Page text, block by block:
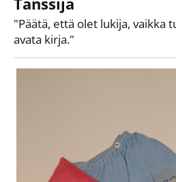
"Päätä, että olet lukija, vaikka
avata kirja."